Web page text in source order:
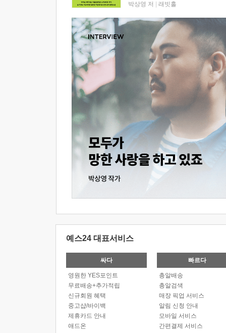
박상영 저 래빗홀
예스24 대표서비스
싸다
영원한 YES포인트
무료배송+추가적립
신규회원 혜택
중고샵/바이백
제휴카드 안내
애드온
빠르다
총알배송
총알검색
매장 픽업 서비스
알림 신청 안내
모바일 서비스
간편결제 서비스